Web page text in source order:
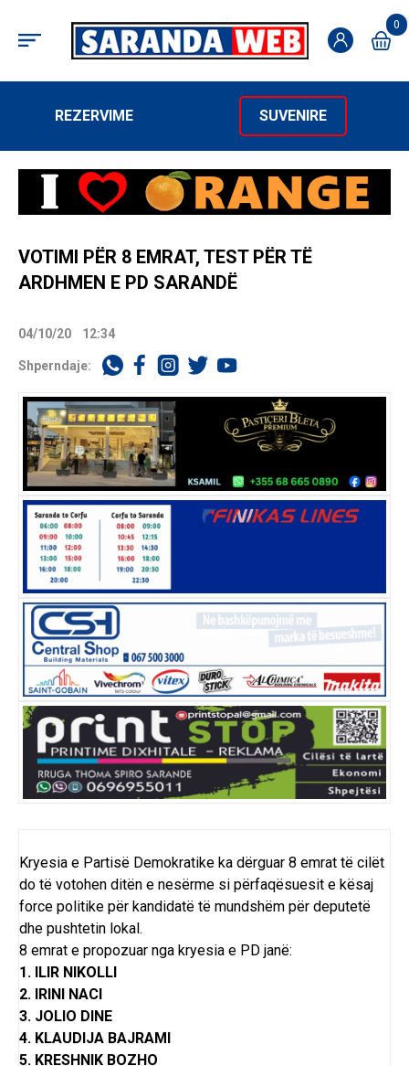
0
REZERVIME SUVENIRE
VOTIMI PËR 8 EMRAT, TEST PËR TË
ARDHMEN E PD SARANDË
04/10/20 12:34
Shperndaje:
Kryesia e Partisë Demokratike ka dërguar 8 emrat të cilët
do të votohen ditën e nesërme si përfaqësuesit e kësaj
force politike për kandidatë të mundshëm për deputetë
dhe pushtetin lokal.
8 emrat e propozuar nga kryesia e PD janë:
1. ILIR NIKOLLI
2. IRINI NACI
3. JOLIO DINE
4. KLAUDIJA BAJRAMI
5. KRESHNIK BOZHO